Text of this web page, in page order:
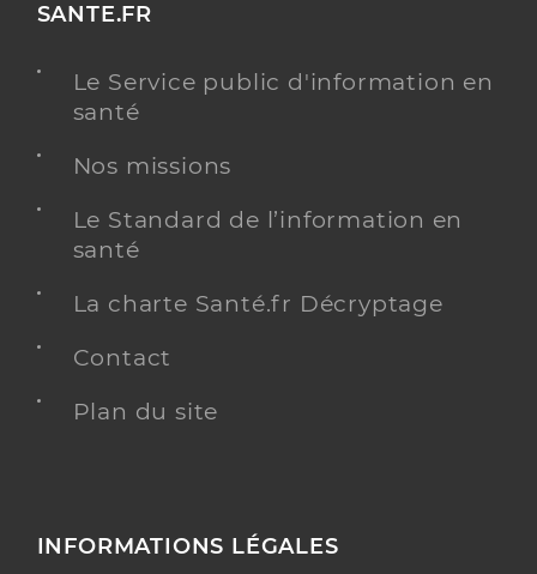
SANTE.FR
Le Service public d'information en
santé
Nos missions
Le Standard de l’information en
santé
La charte Santé.fr Décryptage
Contact
Plan du site
INFORMATIONS LÉGALES